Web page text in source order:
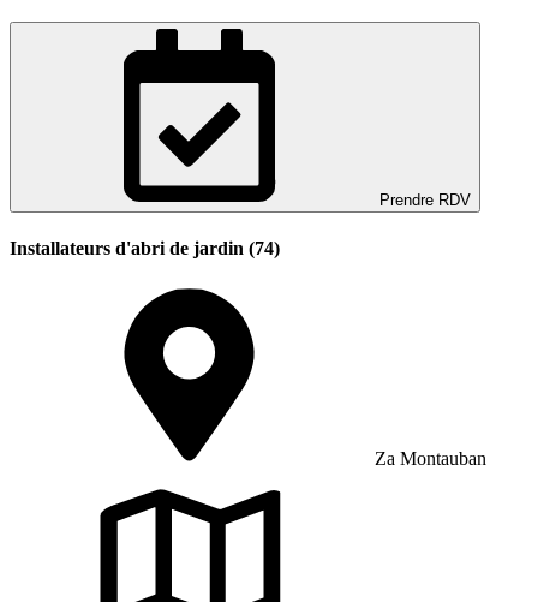
Prendre RDV
Installateurs d'abri de jardin (74)
Za Montauban